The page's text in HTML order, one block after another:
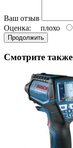
Ваш отзыв
Оценка: плохо
Продолжить
Смотрите также